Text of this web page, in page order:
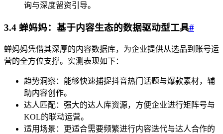
询与深度留资引导。
3.4 蝉妈妈：基于内容生态的数据驱动型工具#
蝉妈妈凭借其深厚的内容数据库，为企业提供从选品到账号运
营的全方位支撑。实测表现如下：
趋势洞察：能够快速捕捉抖音热门话题与爆款素材，辅
助内容创作。
达人匹配：强大的达人库资源，方便企业进行矩阵号与
KOL的联动运营。
适用场景：更适合需要频繁进行内容迭代与达人合作的